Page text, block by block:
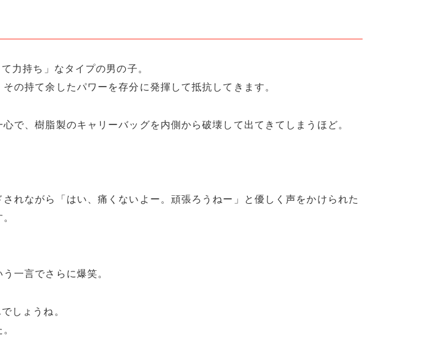
力持ち」なタイプの男の子。
の持て余したパワーを存分に発揮して抵抗してきます。
で、樹脂製のキャリーバッグを内側から破壊して出てきてしまうほど。
れながら「はい、痛くないよー。頑張ろうねー」と優しく声をかけられた
一言でさらに爆笑。
しょうね。